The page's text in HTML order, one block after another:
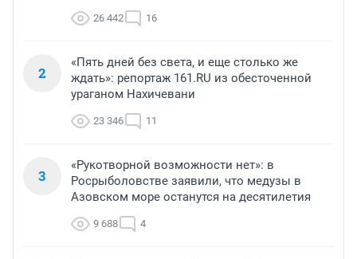
26 442 16
2
«Пять дней без света, и еще столько же
ждать»: репортаж 161.RU из обесточенной
ураганом Нахичевани
23 346 11
3
«Рукотворной возможности нет»: в
Росрыболовстве заявили, что медузы в
Азовском море останутся на десятилетия
9 688 4